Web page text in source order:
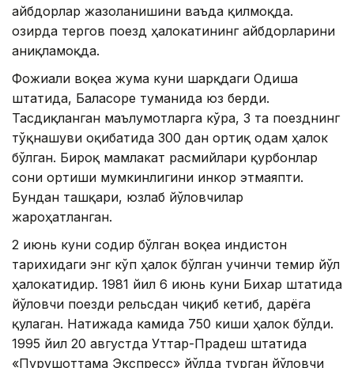
айбдорлар жазоланишини ваъда қилмоқда.
Ҳозирда тергов поезд ҳалокатининг айбдорларини
аниқламоқда.
Фожиали воқеа жума куни шарқдаги Одиша
штатида, Баласоре туманида юз берди.
Тасдиқланган маълумотларга кўра, 3 та поезднинг
тўқнашуви оқибатида 300 дан ортиқ одам ҳалок
бўлган. Бироқ мамлакат расмийлари қурбонлар
сони ортиши мумкинлигини инкор этмаяпти.
Бундан ташқари, юзлаб йўловчилар
жароҳатланган.
2 июнь куни содир бўлган воқеа Ҳиндистон
тарихидаги энг кўп ҳалок бўлган учинчи темир йўл
ҳалокатидир. 1981 йил 6 июнь куни Бихар штатида
йўловчи поезди рельсдан чиқиб кетиб, дарёга
қулаган. Натижада камида 750 киши ҳалок бўлди.
1995 йил 20 августда Уттар-Прадеш штатида
«Пурушоттама Экспресс» йўлда турган йўловчи